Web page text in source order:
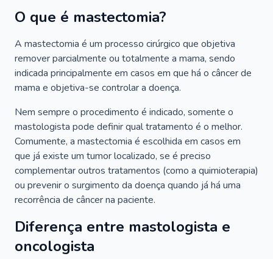
O que é mastectomia?
A mastectomia é um processo cirúrgico que objetiva
remover parcialmente ou totalmente a mama, sendo
indicada principalmente em casos em que há o câncer de
mama e objetiva-se controlar a doença.
Nem sempre o procedimento é indicado, somente o
mastologista pode definir qual tratamento é o melhor.
Comumente, a mastectomia é escolhida em casos em
que já existe um tumor localizado, se é preciso
complementar outros tratamentos (como a quimioterapia)
ou prevenir o surgimento da doença quando já há uma
recorrência de câncer na paciente.
Diferença entre mastologista e
oncologista